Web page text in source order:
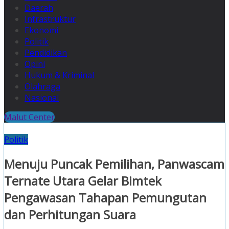
Daerah
Infrastruktur
Ekonomi
Politik
Pendidikan
Opini
Hukum & Kriminal
Olahraga
Nasional
Malut Center
Politik
Menuju Puncak Pemilihan, Panwascam
Ternate Utara Gelar Bimtek
Pengawasan Tahapan Pemungutan
dan Perhitungan Suara